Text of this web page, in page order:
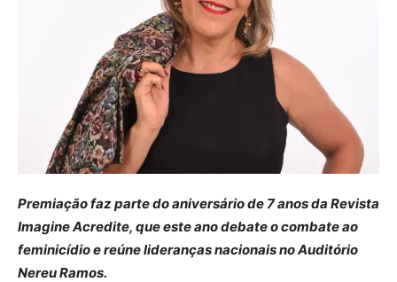
Premiação faz parte do aniversário de 7 anos da Revista
Imagine Acredite, que este ano debate o combate ao
feminicídio e reúne lideranças nacionais no Auditório
Nereu Ramos.